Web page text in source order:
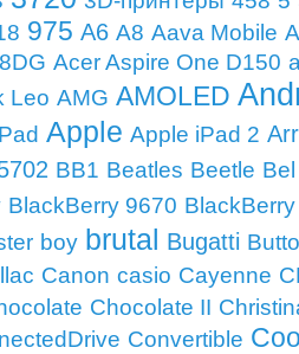
975 A6 A8 Aava Mobile
Acer Aspire One D150
Leo AMG AMOLED
Apple Apple iPad 2
BB1 Beatles Beetle Bel
BlackBerry 9670
boy brutal Bugatti
Canon casio Cayenne
Chocolate II
Convertible